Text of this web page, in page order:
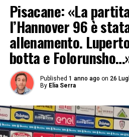
Pisacane: «La
l’Hannover 96 è
allenamento.
botta e
Published 1 anno ago on 26
By Elia Serra